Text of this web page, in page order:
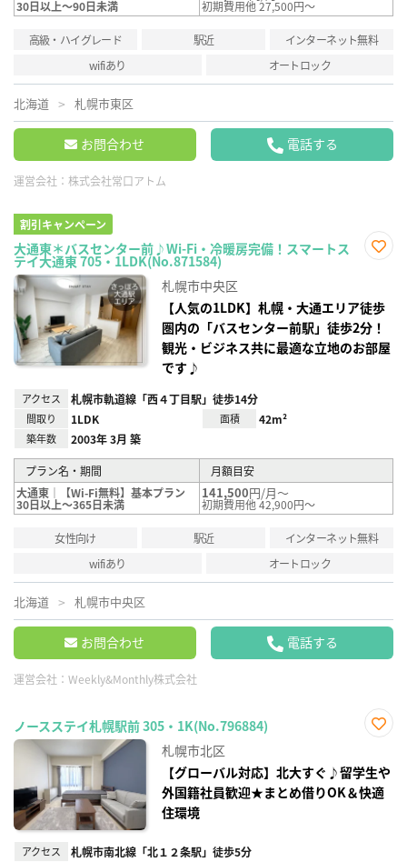
30日以上～90日未満 初期費用他 27,500円～
高級・ハイグレード 駅近
インターネット無料
wifiあり
オートロック
北海道 札幌市東区
お問合わせ 電話する
運営会社： 株式会社常口アトム
割引キャンペーン
大通東＊バスセンター前♪Wi-Fi・冷暖房完備！スマートス
テイ大通東 705・1LDK(No.871584)
録
札幌市中央区
【人気の1LDK】札幌・大通エリア徒歩
圏内の「バスセンター前駅」徒歩2分！
観光・ビジネス共に最適な立地のお部屋
です♪
アクセス 札幌市軌道線「西４丁目駅」徒歩14分
間取り 1LDK 面積 42m²
築年数 2003年 3月 築
プラン名・期間
月額目安
大通東｜【Wi-Fi無料】基本プラン
30日以上～365日未満
141,500円/月～
初期費用他 42,900円～
女性向け 駅近
インターネット無料
wifiあり
オートロック
北海道 札幌市中央区
お問合わせ 電話する
運営会社： Weekly&Monthly株式会社
ノースステイ札幌駅前 305・1K(No.796884)
り登
録
札幌市北区
【グローバル対応】北大すぐ♪留学生や
外国籍社員歓迎★まとめ借りOK＆快適
住環境
アクセス 札幌市南北線「北１２条駅」徒歩5分